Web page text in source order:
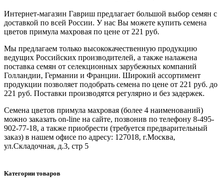
Интернет-магазин Гавриш предлагает большой выбор семян с
доставкой по всей России. У нас Вы можете купить семена
цветов примула махровая по цене от 221 руб.
Мы предлагаем только высококачественную продукцию
ведущих Российских производителей, а также налажена
поставка семян от селекционных зарубежных компаний
Голландии, Германии и Франции. Широкий ассортимент
продукции позволяет подобрать семена по цене от 221 руб. до
221 руб. Поставки производятся регулярно и без задержек.
Семена цветов примула махровая (более 4 наименований)
можно заказать on-line на сайте, позвонив по телефону 8-495-
902-77-18, а также приобрести (требуется предварительный
заказ) в нашем офисе по адресу: 127018, г.Москва,
ул.Складочная, д.3, стр 5
Категории товаров